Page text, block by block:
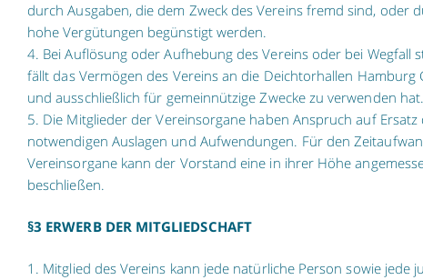
durch Ausgaben, die dem Zweck des Vereins fremd sind, oder
hohe Vergütungen begünstigt werden.
4. Bei Auflösung oder Aufhebung des Vereins oder bei Wegfall
fällt das Vermögen des Vereins an die Deichtorhallen Hamburg
und ausschließlich für gemeinnützige Zwecke zu verwenden hat.
5. Die Mitglieder der Vereinsorgane haben Anspruch auf
notwendigen Auslagen und Aufwendungen. Für den
Vereinsorgane kann der Vorstand eine in ihrer Höhe
beschließen.
§3 ERWERB DER MITGLIEDSCHAFT
1. Mitglied des Vereins kann jede natürliche Person sowie jede